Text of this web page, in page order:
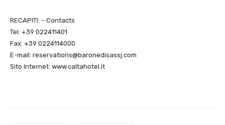
RECAPITI: – Contacts
Tel: +39 022411401
Fax: +39 0224114000
E-mail: reservations@baronedisassj.com
Sito Internet: www.caltahotel.it